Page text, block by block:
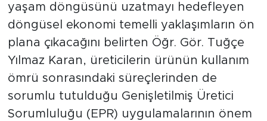
yaşam döngüsünü uzatmayı hedefleyen
döngüsel ekonomi temelli yaklaşımların ön
plana çıkacağını belirten Öğr. Gör. Tuğçe
Yılmaz Karan, üreticilerin ürünün kullanım
ömrü sonrasındaki süreçlerinden de
sorumlu tutulduğu Genişletilmiş Üretici
Sorumluluğu (EPR) uygulamalarının önem